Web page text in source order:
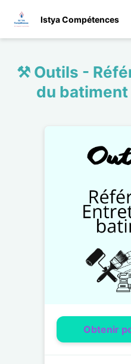
Istya Compétences
⚒️ Outils -
du
Obtenir